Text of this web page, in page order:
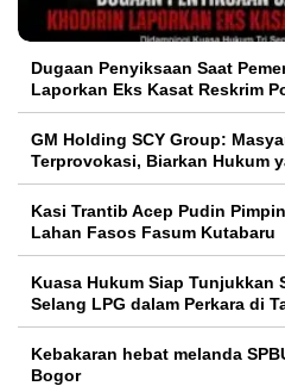
Dugaan Penyiksaan Saat
Laporkan Eks Kasat Reskrim
GM Holding SCY Group:
Terprovokasi, Biarkan Hukum
Kasi Trantib Acep Pudin
Lahan Fasos Fasum Kutabaru
Kuasa Hukum Siap Tunjukkan
Selang LPG dalam Perkara di
Kebakaran hebat melanda
Bogor